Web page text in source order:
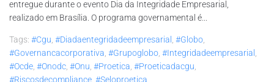
entregue durante o evento Dia da Integridade Empresarial,
realizado em Brasília. O programa governamental é...
Tags: #cgu #diadaentegridadeempresarial #globo
#governancacorporativa #grupoglobo #integridadeempresarial
#ocde #onodc #onu #proetica #proeticadacgu
#riscosdecompliance #seloproetica